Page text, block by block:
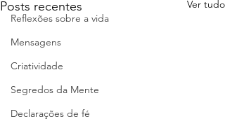
Reflexões sobre a vida
Mensagens
Criatividade
Segredos da Mente
Declarações de fé
Posts recentes Ver tudo